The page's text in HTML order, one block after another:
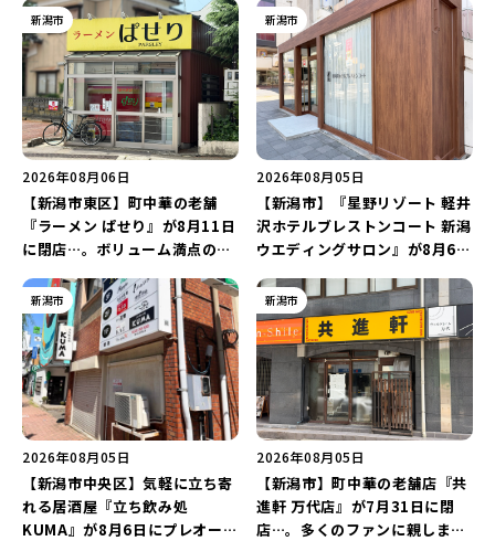
新潟市
2026年08月06日
【新潟市東区】町中華の老舗
『ラーメン ぱせり』が8月11日
に閉店…。ボリューム満点の名
新潟市
2026年08月05日
【新潟市】『星野リゾート 軽井
沢ホテルブレストンコート 新潟
ウエディングサロン』が8月6日
グを万代で相談しよう♪
新潟市
2026年08月05日
【新潟市中央区】気軽に立ち寄
れる居酒屋『立ち飲み処
KUMA』が8月6日にプレオープ
新潟市
2026年08月05日
【新潟市】町中華の老舗店『共
進軒 万代店』が7月31日に閉
店…。多くのファンに親しまれ